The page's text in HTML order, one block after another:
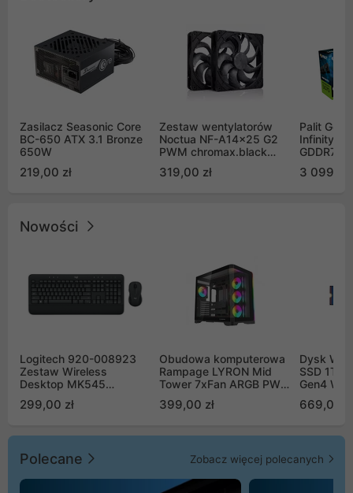
Zasilacz Seasonic Core
BC-650 ATX 3.1 Bronze
650W
219,00 zł
Zestaw wentylatorów
Noctua NF-A14x25 G2
PWM chromax.black
Push Pull (2szt)
319,00 zł
Palit
Infinity 3
GDDR7
GB2050S)
3 099,00
Nowości
Logitech 920-008923
Zestaw Wireless
Desktop MK545
299,00 zł
Obudowa komputerowa
Rampage LYRON Mid
Tower 7xFan ARGB PWM
399,00 zł
Dysk WD
SSD 1TB
Gen4
669,00
Polecane Zobacz więcej polecanych